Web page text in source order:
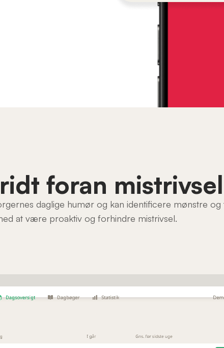
foran mistrivsel
daglige humør og kan identificere mønstre og
at være proaktiv og forhindre mistrivsel.